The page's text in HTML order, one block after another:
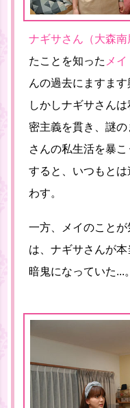
ナギサさん（大森南
たことを知った メ
んの過去にますます
しかしナギサさん
密主義を貫き、謎
さんの私生活を暴
すると、いつもとは
わす。
一方、メイのことが
は、ナギサさんが
暗鬼になっていた...。